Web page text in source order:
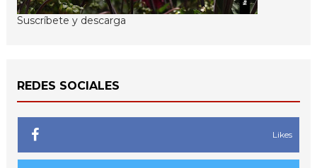
Suscríbete y descarga
REDES SOCIALES
Likes